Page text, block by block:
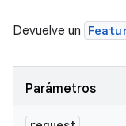
Devuelve un
Parámetros